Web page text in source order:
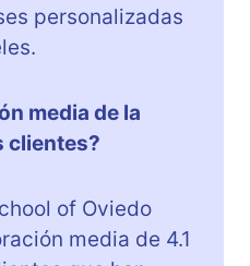
personalizadas
media de la
clientes?
of Oviedo
media de 4.1